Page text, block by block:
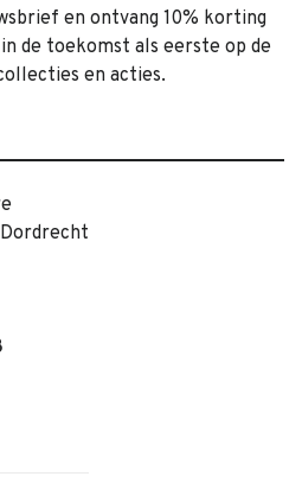
en ontvang 10% korting
de toekomst als eerste op de
en acties.